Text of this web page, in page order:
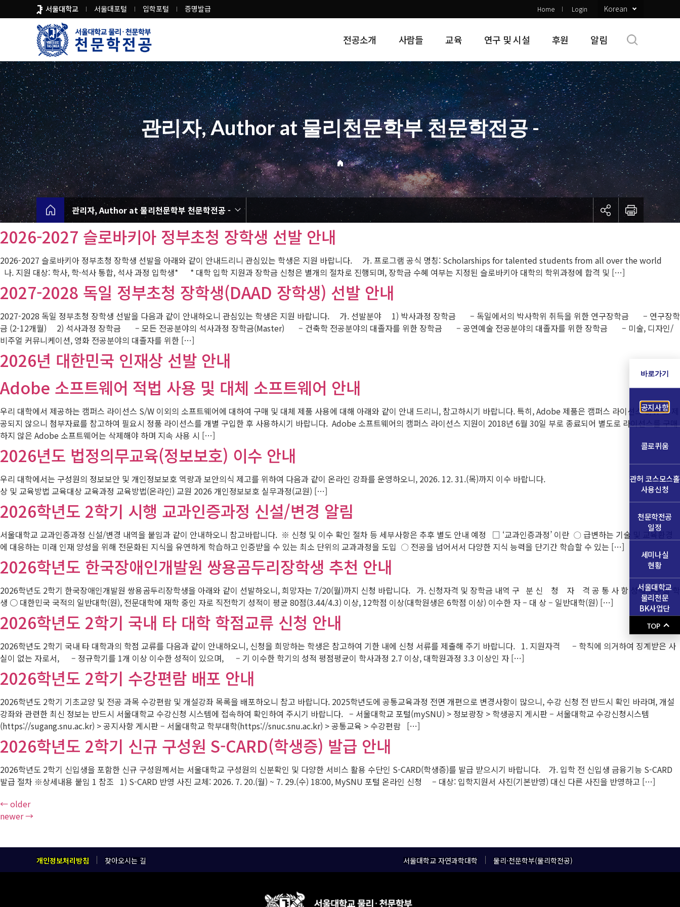
로
뉴
서울대학교 서울대포털 입학포털 증명발급 Home Login Korean
전공소개 사람들 교육 연구 및 시설 후원 알림
관리자, Author at 물리천문학부 천문학전공 -
관리자, Author at 물리천문학부 천문학전공 -
2026-2027 슬로바키아 정부초청 장학생 선발 안내
2026-2027 슬로바키아 정부초청 장학생 선발을 아래와 같이 안내드리니 관심있는 학생은 지원 바랍니다. 가. 프로그램 공식 명칭: Scholarships for talented students from all over the world
나. 지원 대상: 학사, 학·석사 통합, 석사 과정 입학생* * 대학 입학 지원과 장학금 신청은 별개의 절차로 진행되며, 장학금 수혜 여부는 지정된 슬로바키아 대학의 학위과정에 합격 및 […]
2027-2028 독일 정부초청 장학생(DAAD 장학생) 선발 안내
2027-2028 독일 정부초청 장학생 선발을 다음과 같이 안내하오니 관심있는 학생은 지원 바랍니다. 가. 선발분야 1) 박사과정 장학금 – 독일에서의 박사학위 취득을 위한 연구장학금 – 연구장학
금 (2-12개월) 2) 석사과정 장학금 – 모든 전공분야의 석사과정 장학금(Master) – 건축학 전공분야의 대졸자를 위한 장학금 – 공연예술 전공분야의 대졸자를 위한 장학금 – 미술, 디자인/
비주얼 커뮤니케이션, 영화 전공분야의 대졸자를 위한 […]
2026년 대한민국 인재상 선발 안내
Adobe 소프트웨어 적법 사용 및 대체 소프트웨어 안내
우리 대학에서 제공하는 캠퍼스 라이선스 S/W 이외의 소프트웨어에 대하여 구매 및 대체 제품 사용에 대해 아래와 같이 안내 드리니, 참고하시기 바랍니다. 특히, Adobe 제품은 캠퍼스 라이선스 S/W 로 제
공되지 않으니 첨부자료를 참고하여 필요시 정품 라이선스를 개별 구입한 후 사용하시기 바랍니다. Adobe 소프트웨어의 캠퍼스 라이선스 지원이 2018년 6월 30일 부로 종료되어 별도로 라이선스를 구매
하지 않은 Adobe 소프트웨어는 삭제해야 하며 지속 사용 시 […]
2026년도 법정의무교육(정보보호) 이수 안내
우리 대학에서는 구성원의 정보보안 및 개인정보보호 역량과 보안의식 제고를 위하여 다음과 같이 온라인 강좌를 운영하오니, 2026. 12. 31.(목)까지 이수 바랍니다. 가. 교육대
상 및 교육방법 교육대상 교육과정 교육방법(온라인) 교원 2026 개인정보보호 실무과정(교원) […]
2026학년도 2학기 시행 교과인증과정 신설/변경 알림
서울대학교 교과인증과정 신설/변경 내역을 붙임과 같이 안내하오니 참고바랍니다. ※ 신청 및 이수 확인 절차 등 세부사항은 추후 별도 안내 예정 □ ‘교과인증과정’ 이란 〇 급변하는 기술 및 교육환경
에 대응하는 미래 인재 양성을 위해 전문화된 지식을 유연하게 학습하고 인증받을 수 있는 최소 단위의 교과과정을 도입 〇 전공을 넘어서서 다양한 지식 능력을 단기간 학습할 수 있는 […]
2026학년도 한국장애인개발원 쌍용곰두리장학생 추천 안내
2026학년도 2학기 한국장애인개발원 쌍용곰두리장학생을 아래와 같이 선발하오니, 희망자는 7/20(월)까지 신청 바랍니다. 가. 신청자격 및 장학금 내역 구 분 신 청 자 격 공 통 사 항 성적우수 장 학
생 ○ 대한민국 국적의 일반대학(원), 전문대학에 재학 중인 자로 직전학기 성적이 평균 80점(3.44/4.3) 이상, 12학점 이상(대학원생은 6학점 이상) 이수한 자 – 대 상 – 일반대학(원) […]
2026학년도 2학기 국내 타 대학 학점교류 신청 안내
2026학년도 2학기 국내 타 대학과의 학점 교류를 다음과 같이 안내하오니, 신청을 희망하는 학생은 참고하여 기한 내에 신청 서류를 제출해 주기 바랍니다. 1. 지원자격 – 학칙에 의거하여 징계받은 사
실이 없는 자로서, – 정규학기를 1개 이상 이수한 성적이 있으며, – 기 이수한 학기의 성적 평점평균이 학사과정 2.7 이상, 대학원과정 3.3 이상인 자 […]
2026학년도 2학기 수강편람 배포 안내
2026학년도 2학기 기초교양 및 전공 과목 수강편람 및 개설강좌 목록을 배포하오니 참고 바랍니다. 2025학년도에 공통교육과정 전면 개편으로 변경사항이 많으니, 수강 신청 전 반드시 확인 바라며, 개설
강좌와 관련한 최신 정보는 반드시 서울대학교 수강신청 시스템에 접속하여 확인하여 주시기 바랍니다. – 서울대학교 포털(mySNU) > 정보광장 > 학생공지 게시판 – 서울대학교 수강신청시스템
(https://sugang.snu.ac.kr) > 공지사항 게시판 – 서울대학교 학부대학(https://snuc.snu.ac.kr) > 공통교육 > 수강편람 […]
2026학년도 2학기 신규 구성원 S-CARD(학생증) 발급 안내
2026학년도 2학기 신입생을 포함한 신규 구성원께서는 서울대학교 구성원의 신분확인 및 다양한 서비스 활용 수단인 S-CARD(학생증)를 발급 받으시기 바랍니다. 가. 입학 전 신입생 금융기능 S-CARD
발급 절차 ※상세내용 붙임 1 참조 1) S-CARD 반영 사진 교체: 2026. 7. 20.(월) ~ 7. 29.(수) 18:00, MySNU 포털 온라인 신청 – 대상: 입학지원서 사진(기본반영) 대신 다른 사진을 반영하고 […]
←older
newer→
개인정보처리방침 찾아오시는 길 서울대학교 자연과학대학 물리·천문학부(물리학전공)
바로가기
공지사항
콜로퀴움
관허 코스모스홀
사용신청
천문학전공
일정
세미나실
현황
서울대학교
물리천문
BK사업단
TOP